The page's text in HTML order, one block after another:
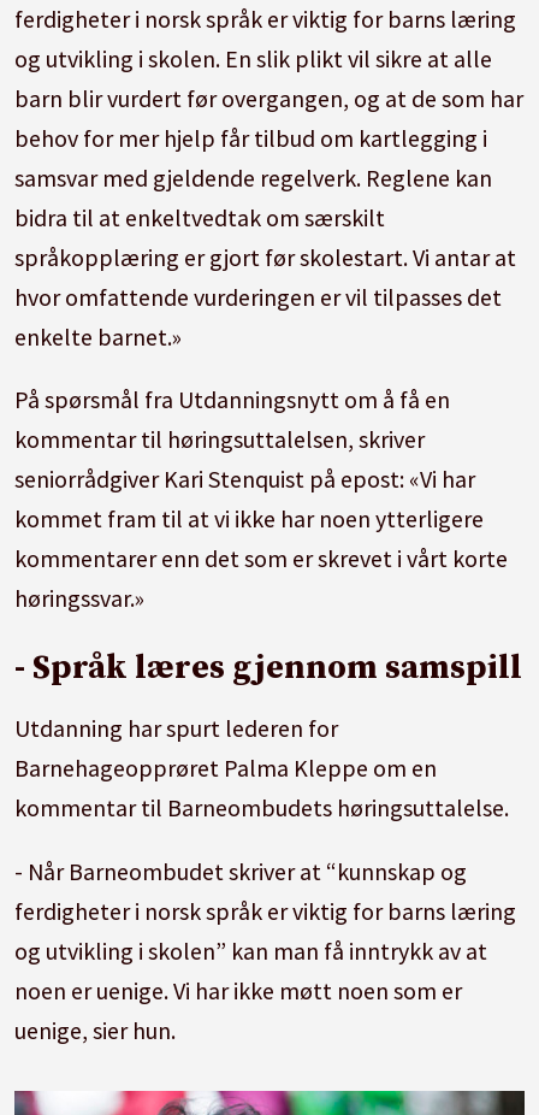
ferdigheter i norsk språk er viktig for barns læring
og utvikling i skolen. En slik plikt vil sikre at alle
barn blir vurdert før overgangen, og at de som har
behov for mer hjelp får tilbud om kartlegging i
samsvar med gjeldende regelverk. Reglene kan
bidra til at enkeltvedtak om særskilt
språkopplæring er gjort før skolestart. Vi antar at
hvor omfattende vurderingen er vil tilpasses det
enkelte barnet.»
På spørsmål fra Utdanningsnytt om å få en
kommentar til høringsuttalelsen, skriver
seniorrådgiver Kari Stenquist på epost: «Vi har
kommet fram til at vi ikke har noen ytterligere
kommentarer enn det som er skrevet i vårt korte
høringssvar.»
- Språk læres gjennom samspill
Utdanning har spurt lederen for
Barnehageopprøret Palma Kleppe om en
kommentar til Barneombudets høringsuttalelse.
- Når Barneombudet skriver at “kunnskap og
ferdigheter i norsk språk er viktig for barns læring
og utvikling i skolen” kan man få inntrykk av at
noen er uenige. Vi har ikke møtt noen som er
uenige, sier hun.